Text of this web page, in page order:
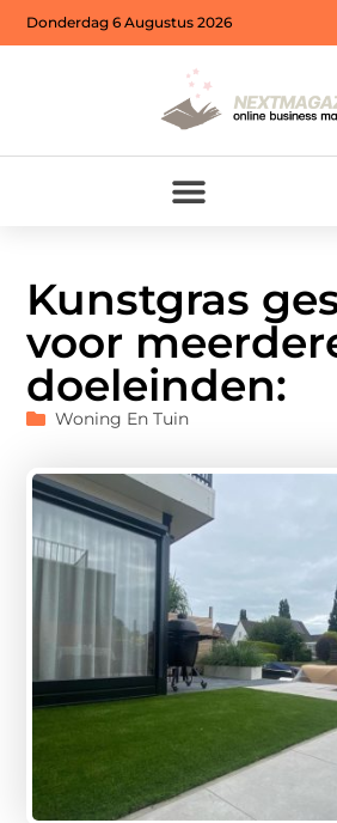
Donderdag 6 Augustus 2026
Kunstgras
voor
doeleinden:
Woning En Tuin